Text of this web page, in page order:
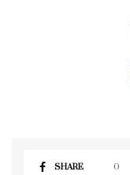
SHARE 0